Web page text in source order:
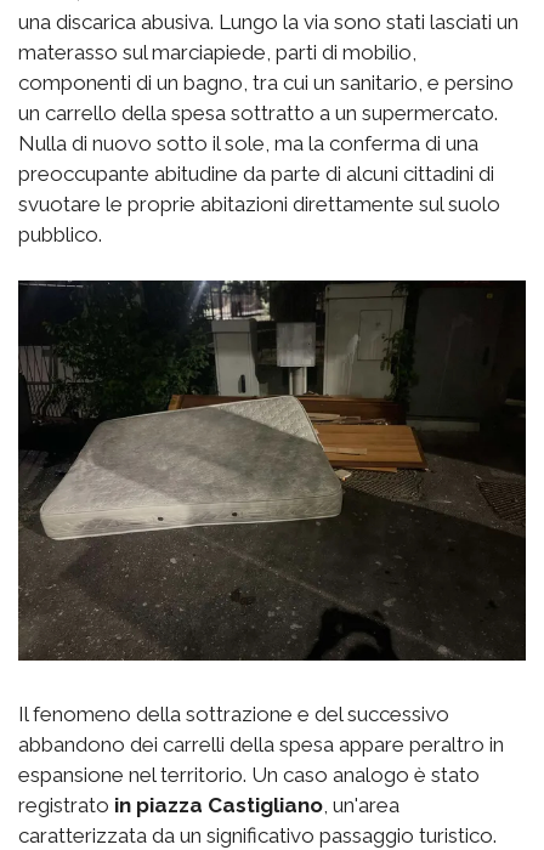
una discarica abusiva. Lungo la via sono stati lasciati un
materasso sul marciapiede, parti di mobilio,
componenti di un bagno, tra cui un sanitario, e persino
un carrello della spesa sottratto a un supermercato.
Nulla di nuovo sotto il sole, ma la conferma di una
preoccupante abitudine da parte di alcuni cittadini di
svuotare le proprie abitazioni direttamente sul suolo
pubblico.
Il fenomeno della sottrazione e del successivo
abbandono dei carrelli della spesa appare peraltro in
espansione nel territorio. Un caso analogo è stato
registrato in piazza Castigliano, un'area
caratterizzata da un significativo passaggio turistico.